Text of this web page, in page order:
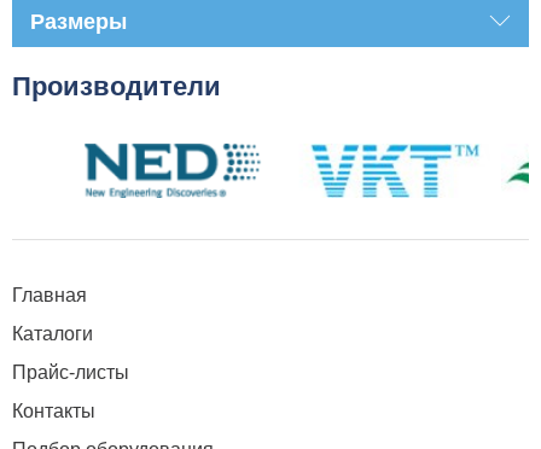
Размеры
Производители
Главная
Каталоги
Прайс-листы
Контакты